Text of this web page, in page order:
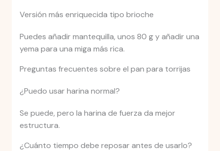
Versión más enriquecida tipo brioche
Puedes añadir mantequilla, unos 80 g y añadir una
yema para una miga más rica.
Preguntas frecuentes sobre el pan para torrijas
¿Puedo usar harina normal?
Se puede, pero la harina de fuerza da mejor
estructura.
¿Cuánto tiempo debe reposar antes de usarlo?